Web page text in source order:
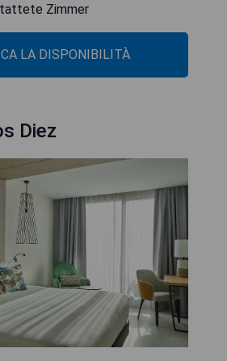
Zimmer
LA DISPONIBILITÀ
Diez